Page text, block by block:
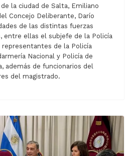
la ciudad de Salta, Emiliano
Concejo Deliberante, Darío
de las distintas fuerzas
entre ellas el subjefe de la Policía
representantes de la Policía
Nacional y Policía de
además de funcionarios del
del magistrado.